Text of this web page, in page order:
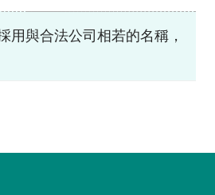
用與合法公司相若的名稱，